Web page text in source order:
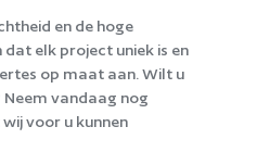
en de hoge
elk project uniek is en
op maat aan. Wilt u
vandaag nog
voor u kunnen